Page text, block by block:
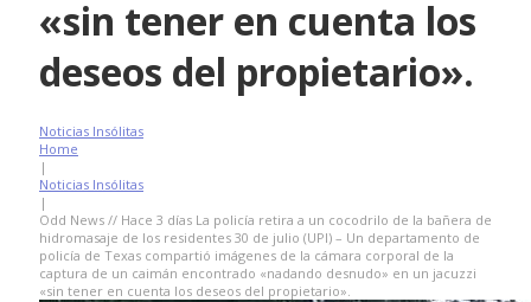
«sin tener en cuenta los
deseos del propietario».
Noticias Insólitas
Home
|
Noticias Insólitas
|
Odd News // Hace 3 días La policía retira a un cocodrilo de la bañera de
hidromasaje de los residentes 30 de julio (UPI) – Un departamento de
policía de Texas compartió imágenes de la cámara corporal de la
captura de un caimán encontrado «nadando desnudo» en un jacuzzi
«sin tener en cuenta los deseos del propietario».